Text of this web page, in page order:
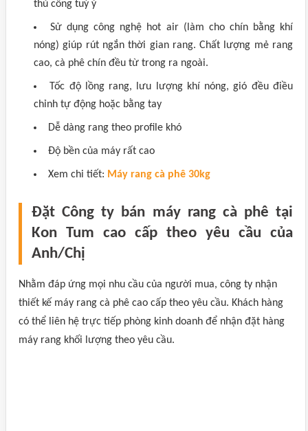
thủ công tuỳ ý
Sử dụng công nghệ hot air (làm cho chín bằng khí
nóng) giúp rút ngắn thời gian rang. Chất lượng mẻ rang
cao, cà phê chín đều từ trong ra ngoài.
Tốc độ lồng rang, lưu lượng khí nóng, gió đều điều
chỉnh tự động hoặc bằng tay
Dễ dàng rang theo profile khó
Độ bền của máy rất cao
Xem chi tiết: Máy rang cà phê 30kg
Đặt Công ty bán máy rang cà phê tại
Kon Tum cao cấp theo yêu cầu của
Anh/Chị
Nhằm đáp ứng mọi nhu cầu của người mua, công ty nhận
thiết kế máy rang cà phê cao cấp theo yêu cầu. Khách hàng
có thể liên hệ trực tiếp phòng kinh doanh để nhận đặt hàng
máy rang khối lượng theo yêu cầu.